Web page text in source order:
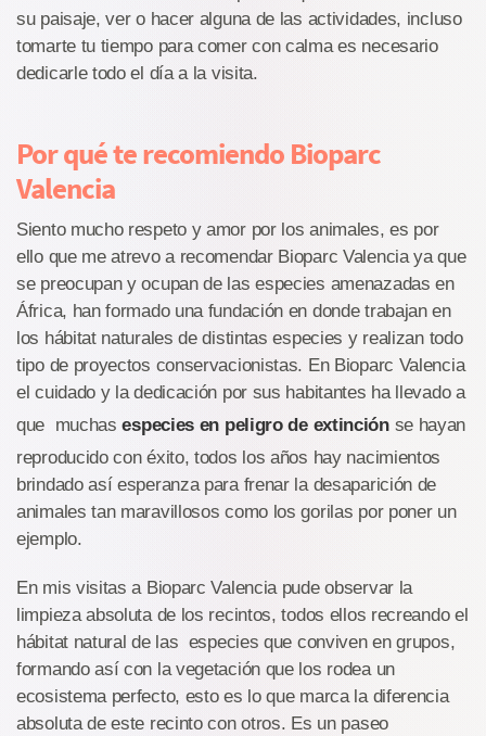
su paisaje, ver o hacer alguna de las actividades, incluso
tomarte tu tiempo para comer con calma es necesario
dedicarle todo el día a la visita.
Por qué te recomiendo Bioparc
Valencia
Siento mucho respeto y amor por los animales, es por
ello que me atrevo a recomendar Bioparc Valencia ya que
se preocupan y ocupan de las especies amenazadas en
África, han formado una fundación en donde trabajan en
los hábitat naturales de distintas especies y realizan todo
tipo de proyectos conservacionistas. En Bioparc Valencia
el cuidado y la dedicación por sus habitantes ha llevado a
que muchasespecies en peligro de extinciónse hayan
reproducido con éxito, todos los años hay nacimientos
brindado así esperanza para frenar la desaparición de
animales tan maravillosos como los gorilas por poner un
ejemplo.
En mis visitas a Bioparc Valencia pude observar la
limpieza absoluta de los recintos, todos ellos recreando el
hábitat natural de las especies que conviven en grupos,
formando así con la vegetación que los rodea un
ecosistema perfecto, esto es lo que marca la diferencia
absoluta de este recinto con otros. Es un paseo